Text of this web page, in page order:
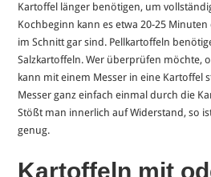
Kartoffel länger benötigen, um
Kochbeginn kann es etwa 20-25
im Schnitt gar sind. Pellkartoffeln
Salzkartoffeln. Wer überprüfen möchte,
kann mit einem Messer in eine Kartoffel
Messer ganz einfach einmal durch die
Stößt man innerlich auf Widerstand, so
genug.
Kartoffeln mit